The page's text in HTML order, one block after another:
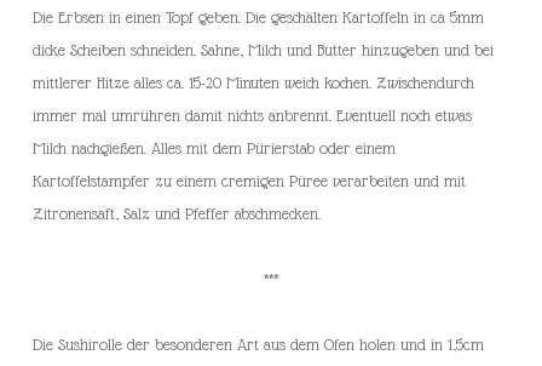
Die Erbsen in einen Topf geben. Die geschälten Kartoffeln in ca 5mm
dicke Scheiben schneiden. Sahne, Milch und Butter hinzugeben und bei
mittlerer Hitze alles ca. 15-20 Minuten weich kochen. Zwischendurch
immer mal umrühren damit nichts anbrennt. Eventuell noch etwas
Milch nachgießen. Alles mit dem Pürierstab oder einem
Kartoffelstampfer zu einem cremigen Püree verarbeiten und mit
Zitronensaft, Salz und Pfeffer abschmecken.
***
Die Sushirolle der besonderen Art aus dem Ofen holen und in 1,5cm